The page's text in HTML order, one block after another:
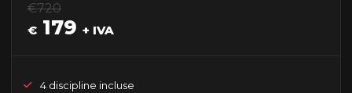
€720
€179 + IVA
4 discipline incluse